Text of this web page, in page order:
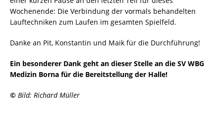
Wochenende: Die Verbindung der vormals behandelten
Lauftechniken zum Laufen im gesamten Spielfeld.
Danke an Pit, Konstantin und Maik für die Durchführung!
Ein besonderer Dank geht an dieser Stelle an die SV WBG
Medizin Borna für die Bereitstellung der Halle!
© Bild: Richard Müller